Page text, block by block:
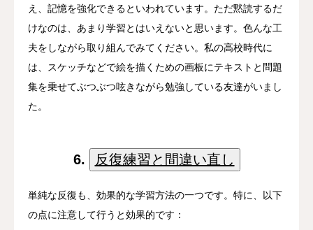
え、記憶を強化できるといわれています。ただ黙読するだ
けなのは、あまり学習とはいえないと思います。色んな工
夫をしながら取り組んでみてください。私の高校時代に
は、スケッチなどで絵を描くための画板にテキストと問題
集を乗せてぶつぶつ呟きながら勉強している友達がいまし
た。
6. 反復練習と間違い直し
単純な反復も、効果的な学習方法の一つです。特に、以下
の点に注意して行うと効果的です：